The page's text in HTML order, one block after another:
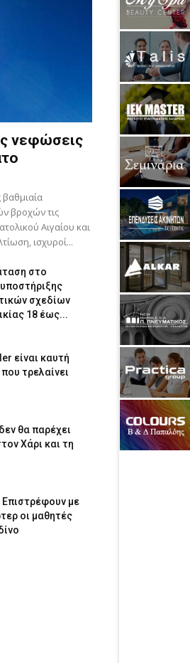
νεφώσεις
βροχών τις
Αιγαίου και
ισχυροί...
στο
σχεδίων
18 έως...
είναι καυτή
τρελαίνει
θα παρέχει
Χάρι και τη
με
οι μαθητές